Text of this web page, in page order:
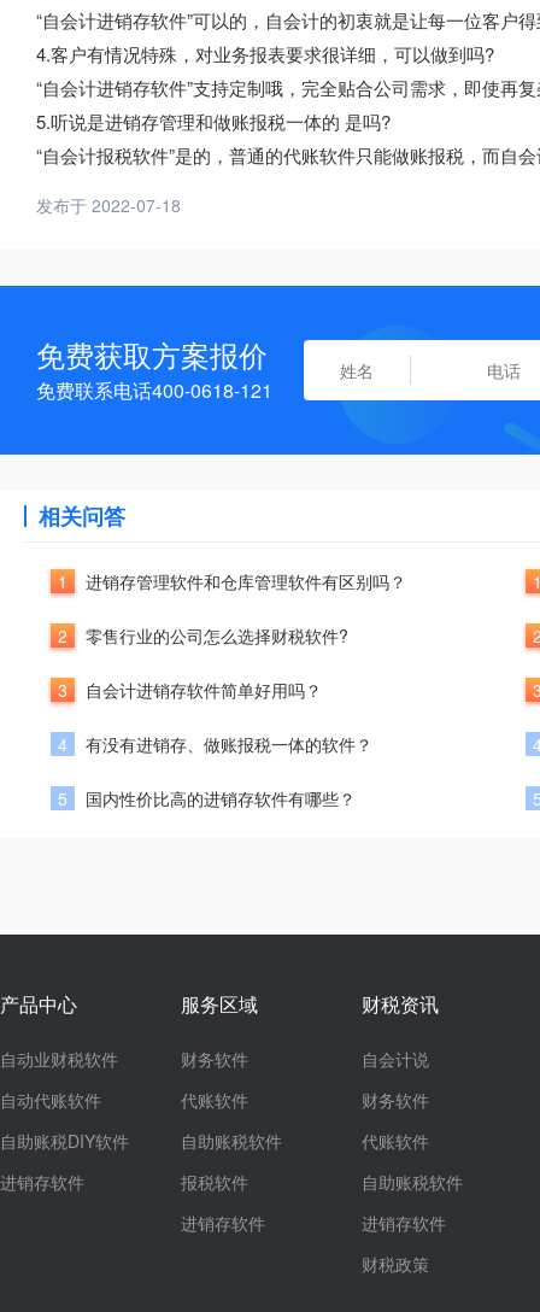
“自会计进销存软件”可以的，自会计的初衷就是让每一位客户
4.客户有情况特殊，对业务报表要求很详细，可以做到吗?
“自会计进销存软件”支持定制哦，完全贴合公司需求，即使再
5.听说是进销存管理和做账报税一体的 是吗?
“自会计报税软件”是的，普通的代账软件只能做账报税，而自
发布于 2022-07-18
免费获取方案报价
免费联系电话400-0618-121
相关问答
1 进销存管理软件和仓库管理软件有区别吗？
2 零售行业的公司怎么选择财税软件?
3 自会计进销存软件简单好用吗？
4 有没有进销存、做账报税一体的软件？
5 国内性价比高的进销存软件有哪些？
产品中心
自动业财税软件
自动代账软件
自助账税DIY软件
进销存软件
服务区域
财务软件
代账软件
自助账税软件
报税软件
进销存软件
财税资讯
自会计说
财务软件
代账软件
自助账税软件
进销存软件
财税政策